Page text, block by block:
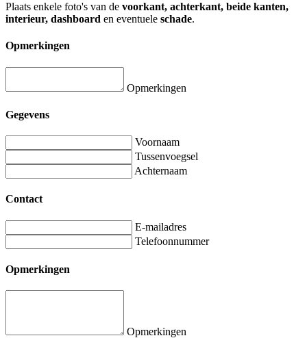
Plaats enkele foto's van de voorkant, achterkant, beide kanten,
interieur, dashboard en eventuele schade.
Opmerkingen
Opmerkingen
Gegevens
Voornaam
Tussenvoegsel
Achternaam
Contact
E-mailadres
Telefoonnummer
Opmerkingen
Opmerkingen